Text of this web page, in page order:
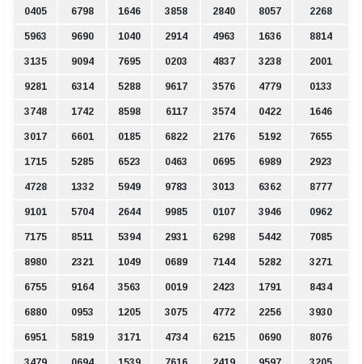
0405 6798 1646 3858 2840 8057 2268
5963 9690 1040 2914 4963 1636 8814
3135 9094 7695 0203 4837 3238 2001
9281 6314 5288 9617 3576 4779 0133
3748 1742 8598 6117 3574 0422 1646
3017 6601 0185 6822 2176 5192 7655
1715 5285 6523 0463 0695 6989 2923
4728 1332 5949 9783 3013 6362 8777
9101 5704 2644 9985 0107 3946 0962
7175 8511 5394 2931 6298 5442 7085
8980 2321 1049 0689 7144 5282 3271
6755 9164 3563 0019 2423 1791 8434
6880 0953 1205 3075 4772 2256 3930
6951 5819 3171 4734 6215 0690 8076